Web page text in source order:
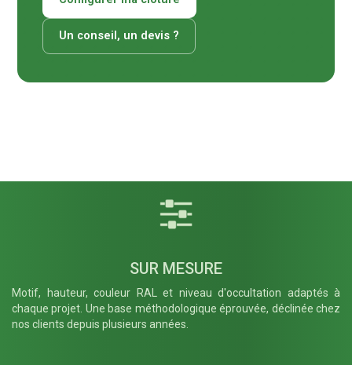
Un conseil, un devis ?
SUR MESURE
Motif, hauteur, couleur RAL et niveau d'occultation adaptés à
chaque projet. Une base méthodologique éprouvée, déclinée chez
nos clients depuis plusieurs années.